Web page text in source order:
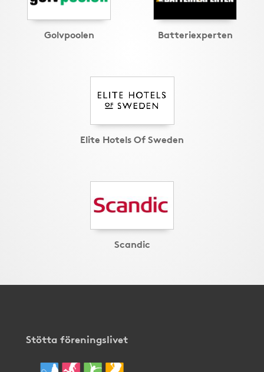
Golvpoolen Batteriexperten
Elite Hotels Of Sweden
Scandic
Stötta föreningslivet